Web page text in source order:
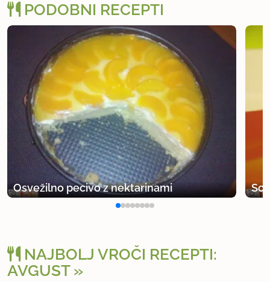
PODOBNI RECEPTI
Osvežilno pecivo z nektarinami
NAJBOLJ VROČI RECEPTI:
AVGUST